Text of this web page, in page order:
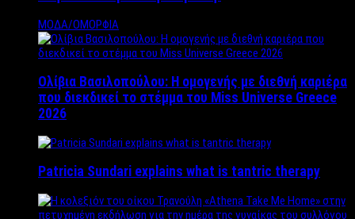
ΜΟΔΑ/ΟΜΟΡΦΙΑ
Ολίβια Βασιλοπούλου: Η ομογενής με διεθνή καριέρα
που διεκδικεί το στέμμα του Miss Universe Greece
2026
Patricia Sundari explains what is tantric therapy